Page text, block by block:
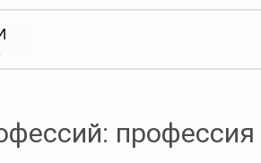
профессия